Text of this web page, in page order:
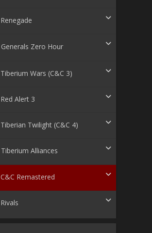
Renegade
Generals Zero Hour
Tiberium Wars (C&C 3)
Red Alert 3
Tiberian Twilight (C&C 4)
Tiberium Alliances
C&C Remastered
Rivals